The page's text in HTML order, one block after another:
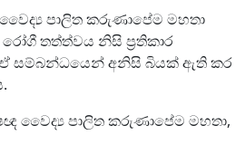
පාලිත කරුණාපේම මහතා
තත්ත්වය නිසි ප්‍රතිකාර
සම්බන්ධයෙන් අනිසි බියක් ඇති කර
වෛද්‍ය පාලිත කරුණාපේම මහතා,